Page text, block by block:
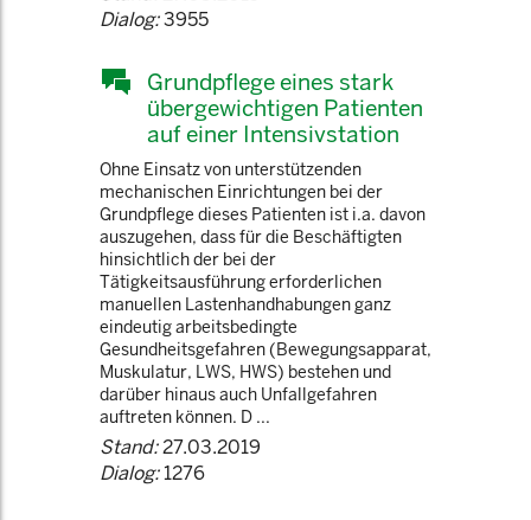
Dialog:3955
Grundpflege eines stark
übergewichtigen Patienten
auf einer Intensivstation
Ohne Einsatz von unterstützenden
mechanischen Einrichtungen bei der
Grundpflege dieses Patienten ist i.a. davon
auszugehen, dass für die Beschäftigten
hinsichtlich der bei der
Tätigkeitsausführung erforderlichen
manuellen Lastenhandhabungen ganz
eindeutig arbeitsbedingte
Gesundheitsgefahren (Bewegungsapparat,
Muskulatur, LWS, HWS) bestehen und
darüber hinaus auch Unfallgefahren
auftreten können. D ...
Stand:27.03.2019
Dialog:1276